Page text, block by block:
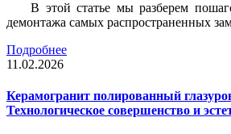
В этой статье мы разберем
демонтажа самых распространенных
Подробнее
11.02.2026
Керамогранит полированный
Технологическое совершенство и